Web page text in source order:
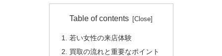
Table of contents
若い女性の来店体験
買取の流れと重要なポイント